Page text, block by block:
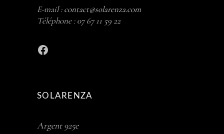
E-mail :contact@solarenza.com
Téléphone :07 67 11 59 22
Facebook
SOLARENZA
Argent 925e